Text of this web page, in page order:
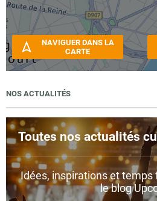
NAVIGUER DANS LA
CARTE
NOS ACTUALITÉS
Toutes nos actualités
Idées, inspirations et temps
le blog